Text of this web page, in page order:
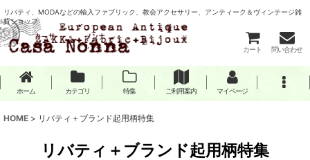
リバティ、MODAなどの輸入ファブリック、教会アクセサリー、アンティーク＆ヴィンテージ雑
貨ショップ
カート 問い合わせ
ホーム カテゴリ 特集 ご利用案内 マイページ
HOME > リバティ＋ブランド起用柄特集
リバティ＋ブランド起用柄特集